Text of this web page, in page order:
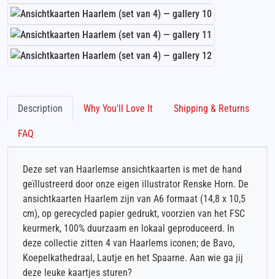
Description Why You'll Love It Shipping & Returns
FAQ
Deze set van Haarlemse ansichtkaarten is met de hand
geïllustreerd door onze eigen illustrator Renske Horn. De
ansichtkaarten Haarlem zijn van A6 formaat (14,8 x 10,5
cm), op gerecycled papier gedrukt, voorzien van het FSC
keurmerk, 100% duurzaam en lokaal geproduceerd. In
deze collectie zitten 4 van Haarlems iconen; de Bavo,
Koepelkathedraal, Lautje en het Spaarne. Aan wie ga jij
deze leuke kaartjes sturen?